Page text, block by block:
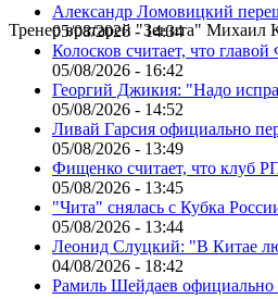
Тренер вратарей "Зенита" Михаил
Александр Ломовицкий
05/08/2026 - 14:34
Колосков считает, что
05/08/2026 - 16:42
Георгий Джикия: "Надо
05/08/2026 - 14:52
Ливай Гарсия официально
05/08/2026 - 13:49
Фищенко считает, что клуб
05/08/2026 - 13:45
"Чита" снялась с Кубка
05/08/2026 - 13:44
Леонид Слуцкий: "В Китае
04/08/2026 - 18:42
Рамиль Шейдаев официально